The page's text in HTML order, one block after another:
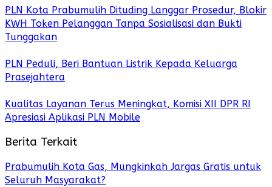
PLN Kota Prabumulih Dituding Langgar Prosedur, Blokir
KWH Token Pelanggan Tanpa Sosialisasi dan Bukti
Tunggakan
PLN Peduli, Beri Bantuan Listrik Kepada Keluarga
Prasejahtera
Kualitas Layanan Terus Meningkat, Komisi XII DPR RI
Apresiasi Aplikasi PLN Mobile
Berita Terkait
Prabumulih Kota Gas, Mungkinkah Jargas Gratis untuk
Seluruh Masyarakat?